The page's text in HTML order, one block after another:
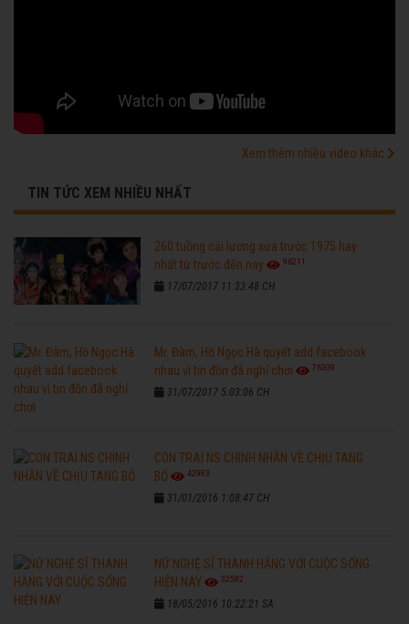
Xem thêm nhiều video khác
TIN TỨC XEM NHIỀU NHẤT
260 tuồng cải lương xưa trước 1975 hay
nhất từ trước đến nay
96211
17/07/2017 11:33:48 CH
Mr. Đàm, Hồ Ngọc Hà quyết add facebook
nhau vì tin đồn đã nghỉ chơi
76309
31/07/2017 5:03:06 CH
CON TRAI NS CHINH NHẪN VỀ CHỊU TANG
BỐ
42983
31/01/2016 1:08:47 CH
NỮ NGHỆ SĨ THANH HẰNG VỚI CUỘC SỐNG
HIỆN NAY
32582
18/05/2016 10:22:21 SA